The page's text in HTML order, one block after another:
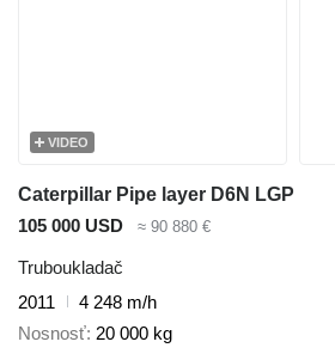
VIDEO
Caterpillar Pipe layer D6N LGP
105 000 USD
≈ 90 880 €
Truboukladač
2011
4 248 m/h
Nosnosť 20 000 kg